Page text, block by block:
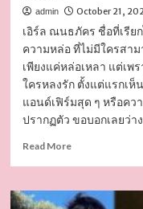
admin October 21,
เอิร์ล ณนธภัคร ชื่อที่เรีย
ความหล่อ ที่ไม่มีใครสา
เพียงแค่หล่อเหลา แต่เพ
ใครหลงรัก ตั้งแต่แรกเ
แอนด์เฟิร์มสุด ๆ หรือคว
ปรากฏตัว ขอบอกเลยว่า
Read MoreRead
เอิร์ล
ณนธ